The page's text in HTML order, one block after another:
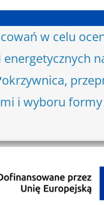
w celu
energetycznych
i wyboru